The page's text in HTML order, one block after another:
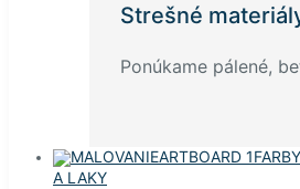
Strešné
Ponúkame pálené,
FARBY
A LAKY